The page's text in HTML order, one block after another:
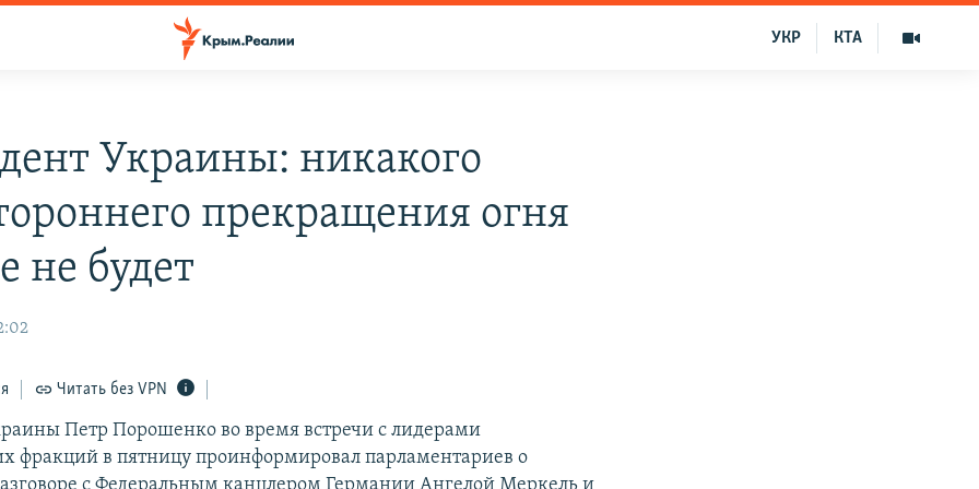
КТА
УКР
Украины: никакого
прекращения огня
не будет
Читать без VPN
Петр Порошенко во время встречи с лидерами
фракций в пятницу проинформировал парламентариев о